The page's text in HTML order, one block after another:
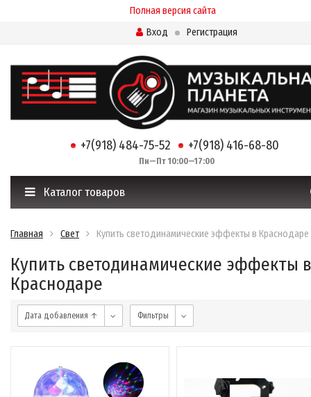
Полная версия сайта
Вход
Регистрация
+7(918) 484-75-52 +7(918) 416-68-80
Пн—Пт 10:00—17:00
Каталог товаров
Главная Свет Купить светодинамические эффекты в Краснодаре
Купить светодинамические эффекты в
Краснодаре
Дата добавления ↑ Фильтры